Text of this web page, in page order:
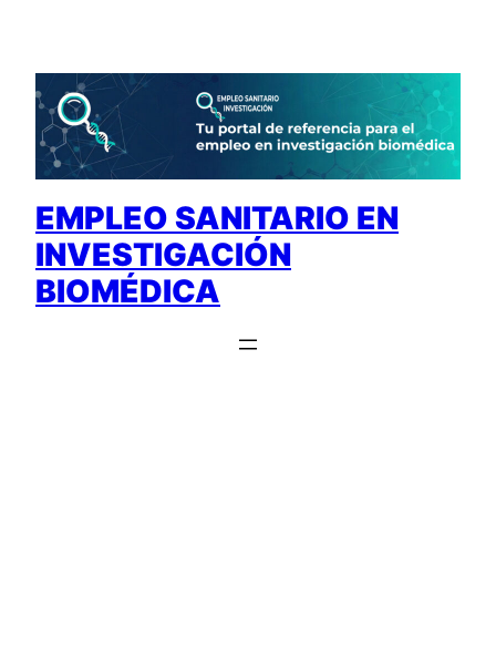
contenido
EMPLEO SANITARIO EN
INVESTIGACIÓN
BIOMÉDICA